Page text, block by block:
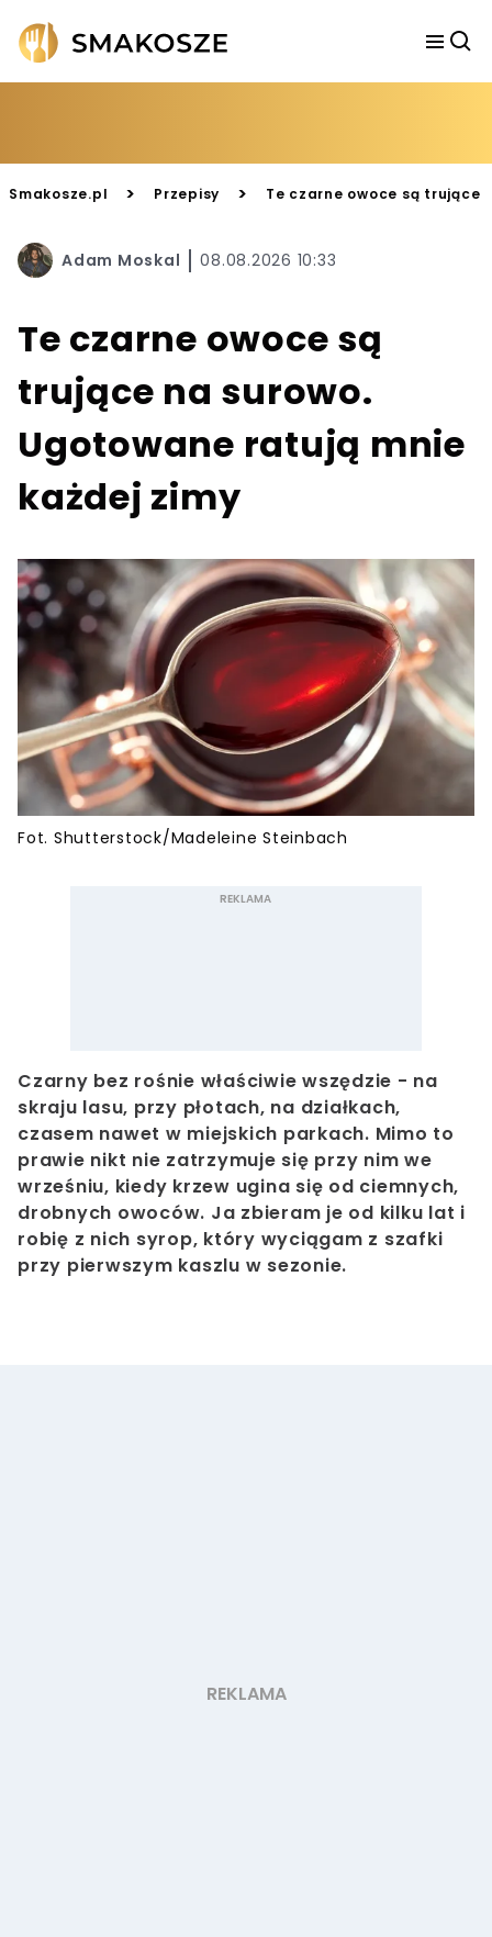
Smakosze.pl > Przepisy > Te czarne owoce są trujące
Adam Moskal 08.08.2026 10:33
Te czarne owoce są
trujące na surowo.
Ugotowane ratują mnie
każdej zimy
Fot. Shutterstock/Madeleine Steinbach
Czarny bez rośnie właściwie wszędzie - na
skraju lasu, przy płotach, na działkach,
czasem nawet w miejskich parkach. Mimo to
prawie nikt nie zatrzymuje się przy nim we
wrześniu, kiedy krzew ugina się od ciemnych,
drobnych owoców. Ja zbieram je od kilku lat i
robię z nich syrop, który wyciągam z szafki
przy pierwszym kaszlu w sezonie.